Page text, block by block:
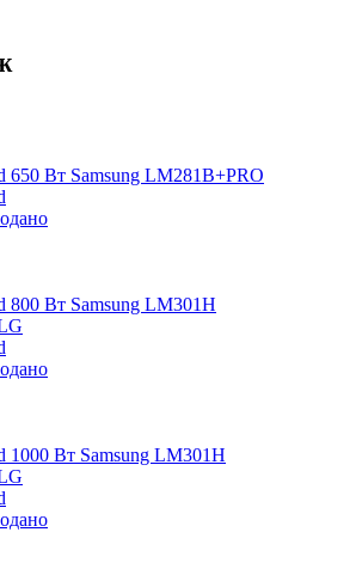
650 Вт Samsung LM281B+PRO
800 Вт Samsung LM301H
1000 Вт Samsung LM301H